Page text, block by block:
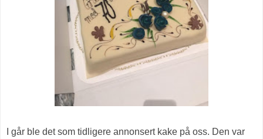
I går ble det som tidligere annonsert kake på oss. Den var